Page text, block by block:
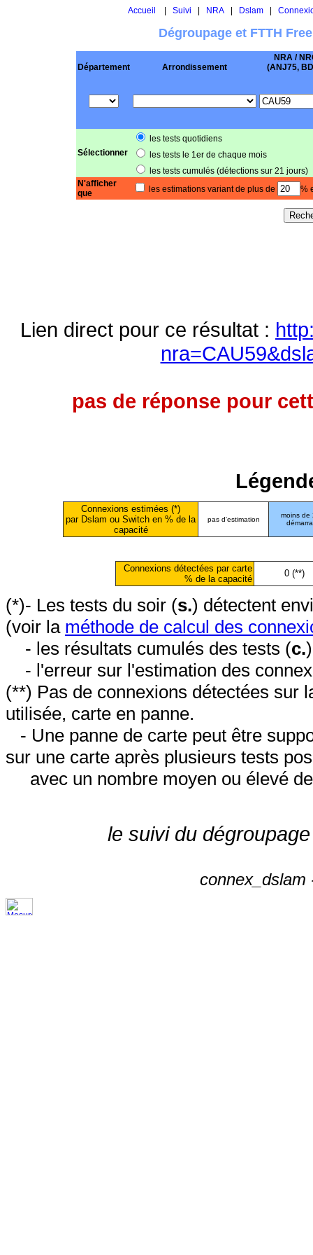
Accueil Suivi NRA| Dslam|
Dégroupage et FTTH
Département Arrondissement
NRA /
(ANJ75,
Sélectionner
les tests quotidiens
les tests le 1er de chaque mois
les tests cumulés (détections sur 21 jours)
N'afficher
que
les estimations variant de plus de %
Lien direct pour ce résultat :
pas de réponse pour
Connexions estimées (*)
par Dslam ou Switch en % de la
capacité
pas d'estimation
moins de
Connexions détectées par carte
% de la capacité
0 (**)
(*)- Les tests du soir (s.) détectent
(voir la méthode de calcul des
- les résultats cumulés des tests (c.
- l'erreur sur l'estimation des
(**) Pas de connexions détectées sur
utilisée, carte en panne.
- Une panne de carte peut être
sur une carte après plusieurs tests
avec un nombre moyen ou élevé
le suivi du
connex_dslam